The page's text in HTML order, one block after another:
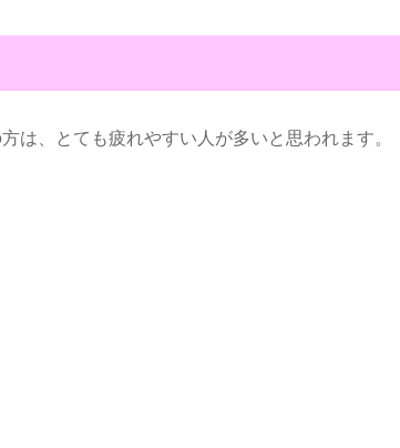
は、とても疲れやすい人が多いと思われます。